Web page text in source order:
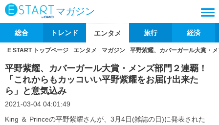
マガジン
総合 トレンド エンタメ 旅行 経済
E START トップページ エンタメ マガジン 平野紫耀、カバーガール大賞・
平野紫耀、カバーガール大賞・メンズ部門２連覇！
「これからもカッコいい平野紫耀をお届け出来た
ら」と意気込み
2021-03-04 04:01:49
King ＆ Princeの平野紫耀さんが、3月4日(雑誌の日)に発表された